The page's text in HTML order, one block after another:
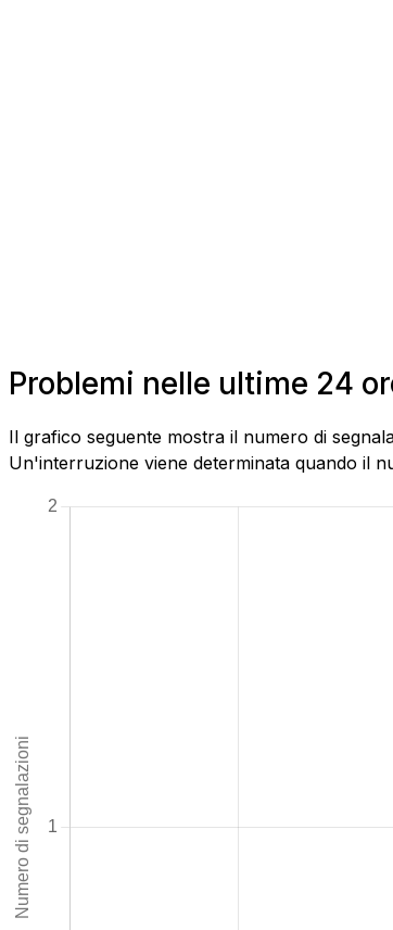
Problemi nelle ultime 24
Il grafico seguente mostra il numero di
Un'interruzione viene determinata quando il